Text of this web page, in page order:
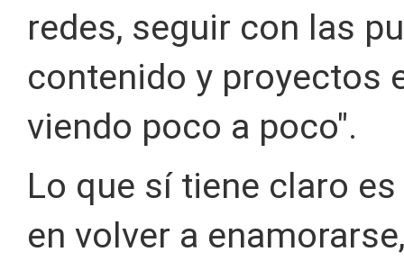
redes, seguir con las
contenido y proyectos
viendo poco a poco".
Lo que sí tiene claro
en volver a